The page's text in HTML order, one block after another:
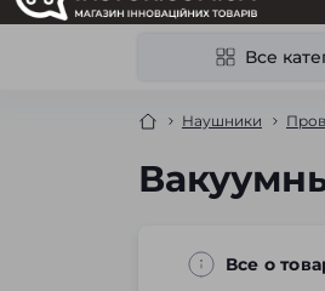
Все
Наушники
Все о